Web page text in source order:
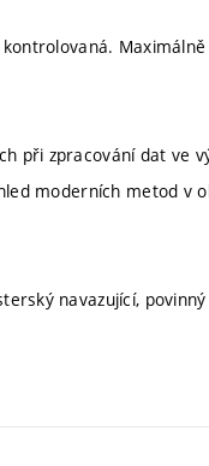
při zpracování dat ve
moderních metod v
navazující, povinný